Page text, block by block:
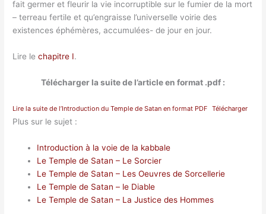
fait germer et fleurir la vie incorruptible sur le fumier de la mort
– terreau fertile et qu’engraisse l’universelle voirie des
existences éphémères, accumulées- de jour en jour.
Lire lechapitre I.
Télécharger la suite de l’article en format .pdf :
Lire la suite de l’Introduction du Temple de Satan en format PDF Télécharger
Plus sur le sujet :
Introduction à la voie de la kabbale
Le Temple de Satan – Le Sorcier
Le Temple de Satan – Les Oeuvres de Sorcellerie
Le Temple de Satan – le Diable
Le Temple de Satan – La Justice des Hommes